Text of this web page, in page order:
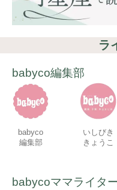
ラ
babyco編集部
babyco
編集部
いしびき
きょうこ
babycoママライタ